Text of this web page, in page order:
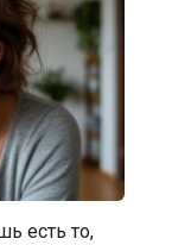
есть то,